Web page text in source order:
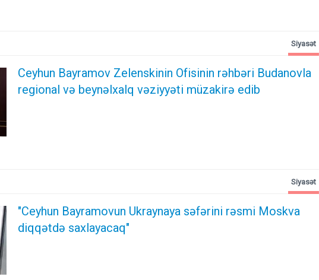
Ceyhun Bayramov Zelenskinin Ofisinin rəhbəri Budanovla
regional və beynəlxalq vəziyyəti müzakirə edib
Siyasət
"Ceyhun Bayramovun Ukraynaya səfərini rəsmi Moskva
diqqətdə saxlayacaq"
Siyasət